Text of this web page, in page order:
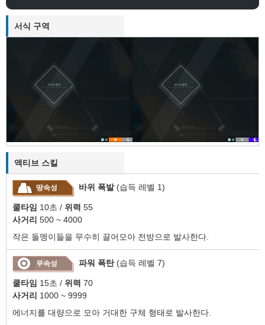
서식 구역
액티브 스킬
땅속성 바위 폭발 (습득 레벨 1)
쿨타임 10초 / 위력 55
사거리 500 ~ 4000
작은 돌멩이들을 무수히 끌어모아 전방으로 발사한다.
무속성 파워 폭탄 (습득 레벨 7)
쿨타임 15초 / 위력 70
사거리 1000 ~ 9999
에너지를 대량으로 모아 거대한 구체 형태로 발사한다.